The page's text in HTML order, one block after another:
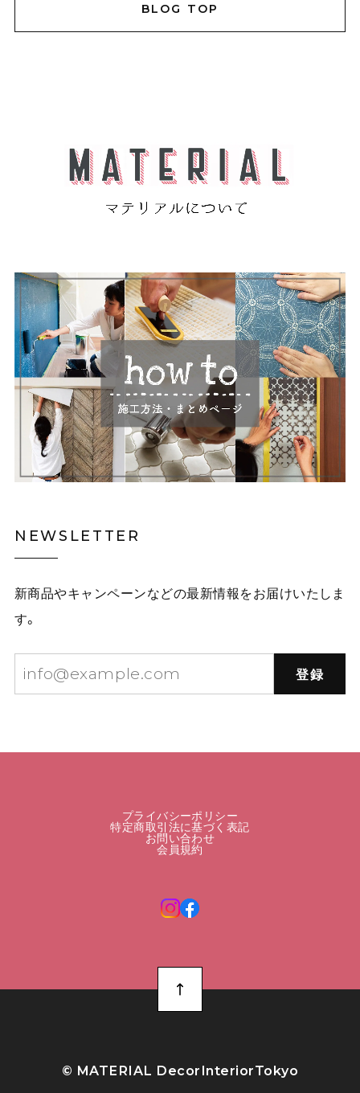
BLOG TOP
NEWSLETTER
新商品やキャンペーンなどの最新情報をお届けいたしま
す。
登録
プライバシーポリシー
特定商取引法に基づく表記
お問い合わせ
会員規約
©︎ MATERIAL DecorInteriorTokyo